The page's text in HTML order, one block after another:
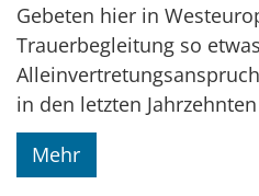
Gebeten hier in
Trauerbegleitung so
in den letzten
Mehr